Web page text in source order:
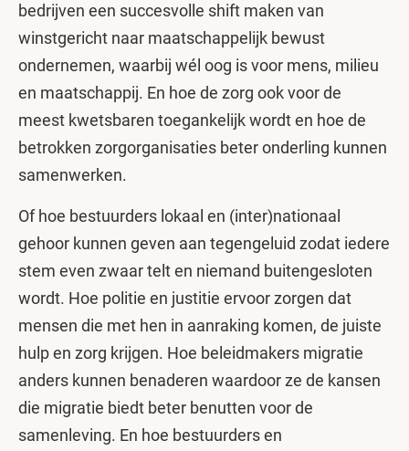
bedrijven een succesvolle shift maken van
winstgericht naar maatschappelijk bewust
ondernemen, waarbij wél oog is voor mens, milieu
en maatschappij. En hoe de zorg ook voor de
meest kwetsbaren toegankelijk wordt en hoe de
betrokken zorgorganisaties beter onderling kunnen
samenwerken.
Of hoe bestuurders lokaal en (inter)nationaal
gehoor kunnen geven aan tegengeluid zodat iedere
stem even zwaar telt en niemand buitengesloten
wordt. Hoe politie en justitie ervoor zorgen dat
mensen die met hen in aanraking komen, de juiste
hulp en zorg krijgen. Hoe beleidmakers migratie
anders kunnen benaderen waardoor ze de kansen
die migratie biedt beter benutten voor de
samenleving. En hoe bestuurders en